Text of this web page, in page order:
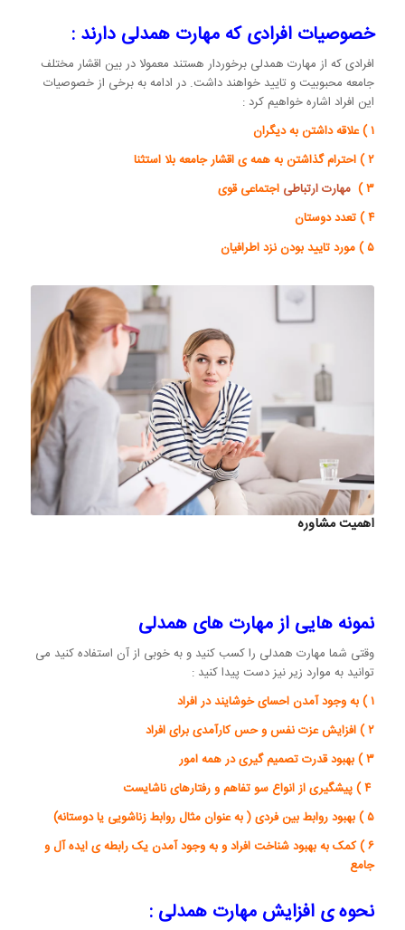
خصوصیات افرادی که مهارت همدلی دارند :
افرادی که از مهارت همدلی برخوردار هستند معمولا در بین اقشار مختلف
جامعه محبوبیت و تایید خواهند داشت. در ادامه به برخی از خصوصیات
این افراد اشاره خواهیم کرد :
۱ ) علاقه داشتن به دیگران
۲ ) احترام گذاشتن به همه ی اقشار جامعه بلا استثنا
۳ )
مهارت ارتباطی اجتماعی قوی
۴ ) تعدد دوستان
۵ ) مورد تایید بودن نزد اطرافیان
اهمیت مشاوره
نمونه هایی از مهارت های همدلی
وقتی شما مهارت همدلی را کسب کنید و به خوبی از آن استفاده کنید می
توانید به موارد زیر نیز دست پیدا کنید :
۱ ) به وجود آمدن احسای خوشایند در افراد
۲ ) افزایش عزت نفس و حس کارآمدی برای افراد
۳ ) بهبود قدرت تصمیم گیری در همه امور
۴ ) پیشگیری از انواع سو تفاهم و رفتارهای ناشایست
۵ ) بهبود روابط بین فردی ( به عنوان مثال روابط زناشویی یا دوستانه)
۶ ) کمک به بهبود شناخت افراد و به وجود آمدن یک رابطه ی ایده آل و
جامع
نحوه ی افزایش مهارت همدلی :